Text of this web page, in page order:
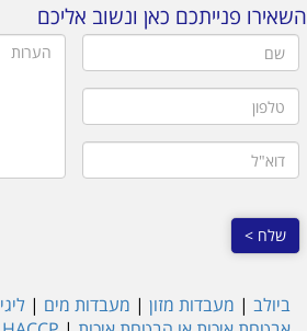
השאירו פנייתכם כאן ונשוב אליכם
שם
טלפון
דוא"ל
הערות
ביולב | מעבדות מזון | מעבדות מים |